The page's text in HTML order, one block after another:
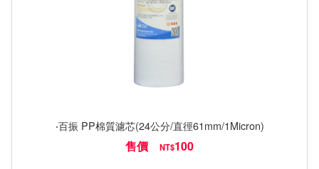
‧百振 PP棉質濾芯(24公分/直徑61mm/1Micron)
售價 NT$100